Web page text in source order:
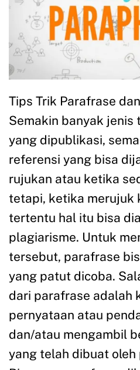
Tips Trik Parafrase
Semakin banyak jenis
yang dipublikasi,
referensi yang bisa
rujukan atau ketika
tetapi, ketika merujuk
tertentu hal itu bisa
plagiarisme. Untuk
tersebut, parafrase
yang patut dicoba.
dari parafrase adalah
pernyataan atau
dan/atau mengambil
yang telah dibuat oleh